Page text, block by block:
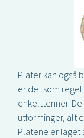
Plater kan også
er det som
enkelttenner.
utforminger, alt
Platene er laget